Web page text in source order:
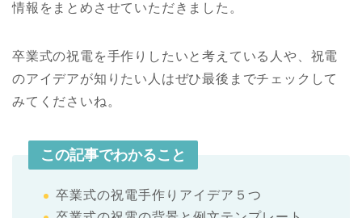
情報をまとめさせていただきました。
卒業式の祝電を手作りしたいと考えている人や、祝電
のアイデアが知りたい人はぜひ最後までチェックして
みてくださいね。
この記事でわかること
卒業式の祝電手作りアイデア５つ